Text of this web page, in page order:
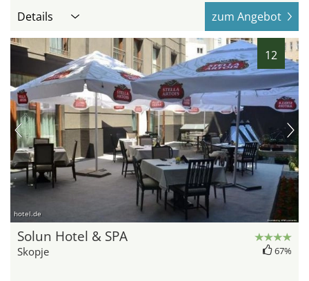
Details zum Angebot
12
hotel.de
Solun Hotel & SPA
Skopje 67%